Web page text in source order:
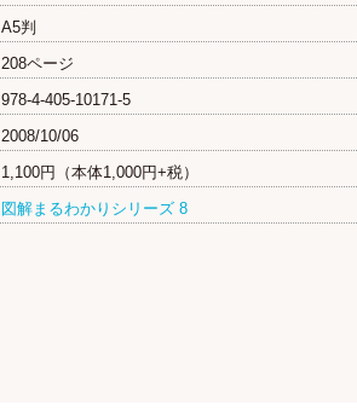
A5判
208ページ
978-4-405-10171-5
2008/10/06
1,100円（本体1,000円+税）
図解まるわかりシリーズ 8